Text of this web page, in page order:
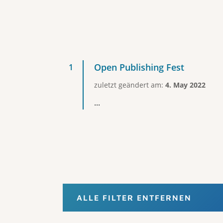
Open Publishing Fest
zuletzt geändert am: 4. May 2022
...
ALLE FILTER ENTFERNEN